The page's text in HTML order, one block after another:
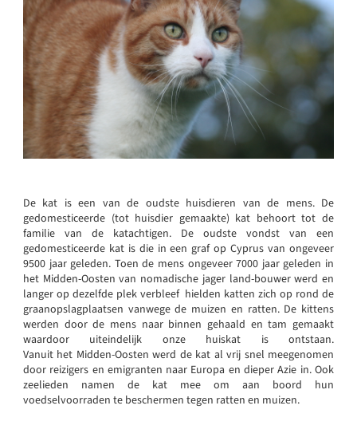
De kat is een van de oudste huisdieren van de mens. De
gedomesticeerde (tot huisdier gemaakte) kat behoort tot de
familie van de katachtigen. De oudste vondst van een
gedomesticeerde kat is die in een graf op Cyprus van ongeveer
9500 jaar geleden. Toen de mens ongeveer 7000 jaar geleden in
het Midden-Oosten van nomadische jager land-bouwer werd en
langer op dezelfde plek verbleef hielden katten zich op rond de
graanopslagplaatsen vanwege de muizen en ratten. De kittens
werden door de mens naar binnen gehaald en tam gemaakt
waardoor uiteindelijk onze huiskat is ontstaan.
Vanuit het Midden-Oosten werd de kat al vrij snel meegenomen
door reizigers en emigranten naar Europa en dieper Azie in. Ook
zeelieden namen de kat mee om aan boord hun
voedselvoorraden te beschermen tegen ratten en muizen.